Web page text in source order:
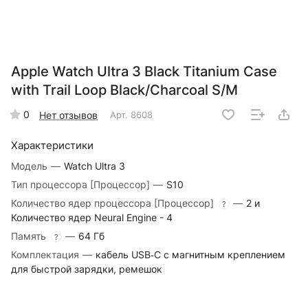
Apple Watch Ultra 3 Black Titanium Case
with Trail Loop Black/Charcoal S/M
0 Нет отзывов Арт. 8608
Характеристики
Модель — Watch Ultra 3
Тип процессора [Процессор] — S10
Количество ядер процессора [Процессор]
? — 2 и
Количество ядер Neural Engine - 4
Память
? — 64 Гб
Комплектация — кабель USB‑C с магнитным креплением
для быстрой зарядки, ремешок